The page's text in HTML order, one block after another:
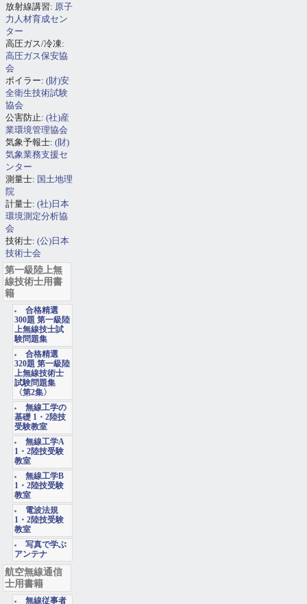
放射線講習: 原子
力人材育成セン
ター
高圧ガス/冷凍:
高圧ガス保安協
会
ボイラー: (財)安
全衛生技術試験
協会
公害防止: (社)産
業環境管理協会
気象予報士: (財)
気象業務支援セ
ンター
測量士: 国土地理
院
計量士: (社)日本
環境測定分析協
会
技術士: (公)日本
技術士会
第一級陸上無
線技術士用書
籍
合格精選
300題 第一級陸
上無線技士試
験問題集
合格精選
320題 第一級陸
上無線技術士
試験問題集
〈第2集〉
無線工学の
基礎 1・2陸技
受験教室
無線工学A
1・2陸技受験
教室
無線工学B
1・2陸技受験
教室
電波法規
1・2陸技受験
教室
写真で学ぶ
アンテナ
航空無線通信
士用書籍
無線従事者